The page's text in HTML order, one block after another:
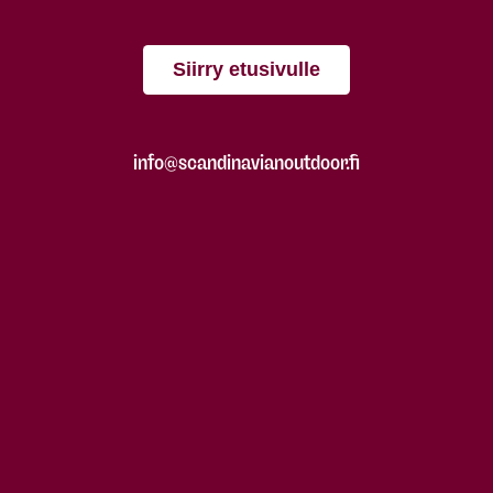
Siirry etusivulle
info@scandinavianoutdoor.fi